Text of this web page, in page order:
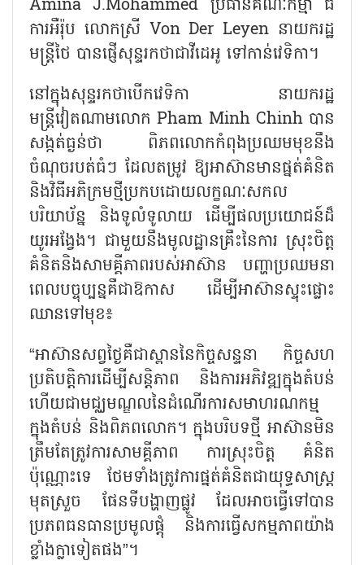
Amina J.Mohammed ប្រធានគណៈកម្មា ធិ
ការអឺរ៉ុប លោកស្រី Von Der Leyen នាយករដ្ឋ
មន្ត្រីថៃ បានផ្ញើសុន្ទរកថាជាវីដេអូ ទៅកាន់វេទិកា។
នៅក្នុងសុន្ទរកថាបើកវេទិកា នាយករដ្ឋ
មន្ត្រីវៀតណាមលោកPham Minh Chinh បាន
សង្កត់ធ្ងន់ថា ពិភពលោកកំពុងប្រឈមមុខនឹង
ចំណុចរបត់ធំៗ ដែលតម្រូវ ឱ្យអាស៊ានមានផ្នត់គំនិត
និងវិធីអភិក្រមថ្មីប្រកបដោយលក្ខណៈសកល
បរិយាប័ន្ន និងទូលំទូលាយ ដើម្បីផលប្រយោជន៍ដ៏
យូរអង្វែង។ ជាមួយនឹងមូលដ្ឋានគ្រឹះនៃការ ស្រុះចិត្ត
គំនិតនិងសាមគ្គីភាពរបស់អាស៊ាន បញ្ហាប្រឈមនា
ពេលបច្ចុប្បន្នគឺជាឱកាស ដើម្បីអាស៊ានស្ទុះផ្លោះ
ឈានទៅមុខ៖
“អាស៊ានសព្វថ្ងៃគឺជាស្ពាននៃកិច្ចសន្ទនា កិច្ចសហ
ប្រតិបត្តិការដើម្បីសន្តិភាព និងការអភិវឌ្ឍក្នុងតំបន់
ហើយជាមជ្ឈមណ្ឌលនៃដំណើរការសមាហរណកម្ម
ក្នុងតំបន់ និងពិភពលោក។ ក្នុងបរិបទថ្មី អាស៊ានមិន
ត្រឹមតែត្រូវការសាមគ្គីភាព ការស្រុះចិត្ត គំនិត
ប៉ុណ្ណោះទេ ថែមទាំងត្រូវការផ្នត់គំនិតជាយុទ្ធសាស្ត្រ
មុតស្រួច ផែនទីបង្ហាញផ្លូវ ដែលអាចធ្វើទៅបាន
ប្រភពធនធានប្រមូលផ្តុំ និងការធ្វើសកម្មភាពយ៉ាង
ខ្លាំងក្លាទៀតផង”។